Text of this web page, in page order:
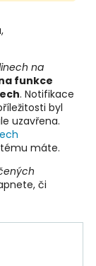
,
na
funkce
. Notifikace
byl
uzavřena.
máte.
či